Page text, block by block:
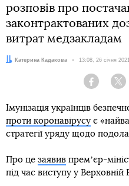
розповів про
законтрактованих
витрат медзакладам
Автор:Катерина Кадакова Дата:
13:08, 26 січня
Facebook
Імунізація українців
проти коронавірусу є
стратегії уряду щодо
Про це заявив премʼєр-
під час виступу у Верховній